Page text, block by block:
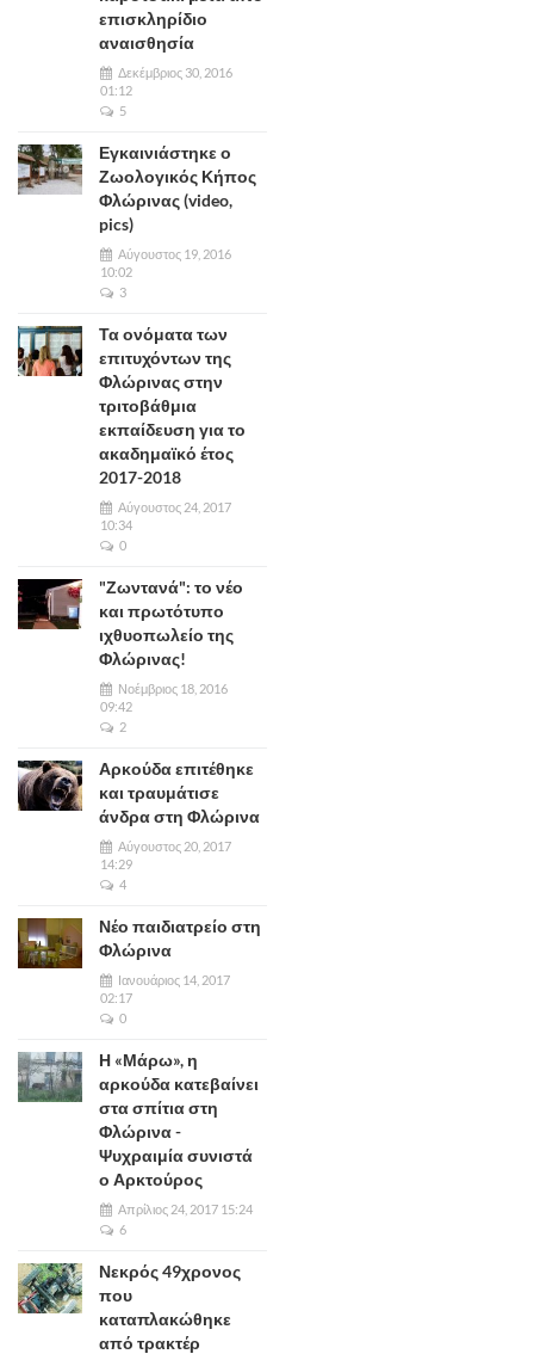
επισκληρίδιο
αναισθησία
Δεκέμβριος 30, 2016
01:12
5
Εγκαινιάστηκε ο
Ζωολογικός Κήπος
Φλώρινας (video,
pics)
Αύγουστος 19, 2016
10:02
3
Τα ονόματα των
επιτυχόντων της
Φλώρινας στην
τριτοβάθμια
εκπαίδευση για το
ακαδημαϊκό έτος
2017-2018
Αύγουστος 24, 2017
10:34
0
"Ζωντανά": το νέο
και πρωτότυπο
ιχθυοπωλείο της
Φλώρινας!
Νοέμβριος 18, 2016
09:42
2
Αρκούδα επιτέθηκε
και τραυμάτισε
άνδρα στη Φλώρινα
Αύγουστος 20, 2017
14:29
4
Νέο παιδιατρείο στη
Φλώρινα
Ιανουάριος 14, 2017
02:17
0
Η «Μάρω», η
αρκούδα κατεβαίνει
στα σπίτια στη
Φλώρινα -
Ψυχραιμία συνιστά
ο Αρκτούρος
Απρίλιος 24, 2017 15:24
6
Νεκρός 49χρονος
που
καταπλακώθηκε
από τρακτέρ